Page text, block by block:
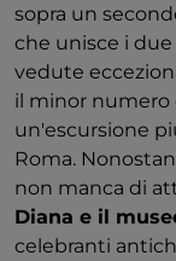
sopra un
che unisce i
vedute
il minor numero
un'escursione
Roma.
non manca di
Diana e il
celebranti